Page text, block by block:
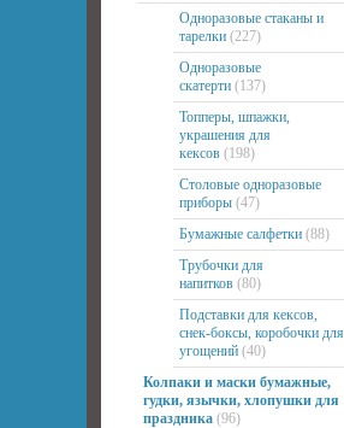
Одноразовые стаканы и
тарелки (227)
Одноразовые
скатерти (137)
Топперы, шпажки,
украшения для
кексов (198)
Столовые одноразовые
приборы (47)
Бумажные салфетки (88)
Трубочки для
напитков (80)
Подставки для кексов,
снек-боксы, коробочки для
угощений (40)
Колпаки и маски бумажные,
гудки, язычки, хлопушки для
праздника (96)